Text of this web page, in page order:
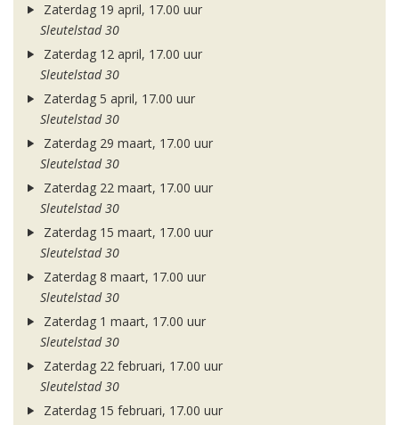
Zaterdag 19 april, 17.00 uur
Sleutelstad 30
Zaterdag 12 april, 17.00 uur
Sleutelstad 30
Zaterdag 5 april, 17.00 uur
Sleutelstad 30
Zaterdag 29 maart, 17.00 uur
Sleutelstad 30
Zaterdag 22 maart, 17.00 uur
Sleutelstad 30
Zaterdag 15 maart, 17.00 uur
Sleutelstad 30
Zaterdag 8 maart, 17.00 uur
Sleutelstad 30
Zaterdag 1 maart, 17.00 uur
Sleutelstad 30
Zaterdag 22 februari, 17.00 uur
Sleutelstad 30
Zaterdag 15 februari, 17.00 uur